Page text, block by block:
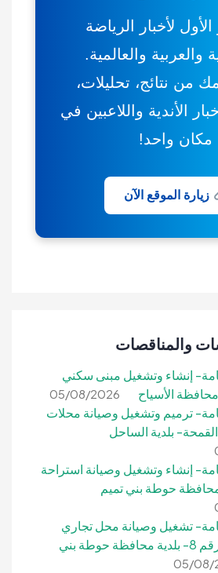
لأخبار الرياضة
والعربية والعالمية.
من نتائج، تحليلات،
الأندية واللاعبين في
مكان واحد!
زيارة الموقع الآن
والمناقصات
إنشاء وتشغيل مبنى سكني
الأسياح
05/08/2026
ترميم وتشغيل وصيانة محلات
بلدية الساحل
إنشاء وتشغيل وصيانة استراحة
حوطة بني تميم
تشغيل وصيانة محل تجاري
بسوق طويق رقم 8- بلدية محافظة حوطة بني
05/08/